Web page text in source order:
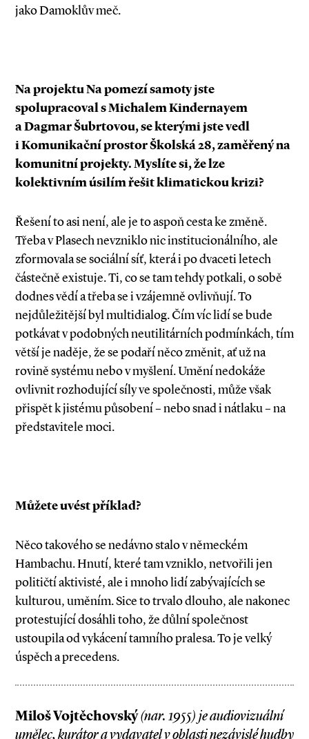
jako Damoklův meč.
Na projektu Na pomezí samoty jste
spolupracoval s Michalem Kindernayem
a Dagmar Šubrtovou, se kterými jste vedl
i Komunikační prostor Školská 28, zaměřený na
komunitní projekty. Myslíte si, že lze
kolektivním úsilím řešit klimatickou krizi?
Řešení to asi není, ale je to aspoň cesta ke změně.
Třeba v Plasech nevzniklo nic institucionálního, ale
zformovala se sociální síť, která i po dvaceti letech
částečně existuje. Ti, co se tam tehdy potkali, o sobě
dodnes vědí a třeba se i vzájemně ovlivňují. To
nejdůležitější byl multidialog. Čím víc lidí se bude
potkávat v podobných neutilitárních podmínkách, tím
větší je naděje, že se podaří něco změnit, ať už na
rovině systému nebo v myšlení. Umění nedokáže
ovlivnit rozhodující síly ve společnosti, může však
přispět k jistému působení – nebo snad i nátlaku – na
představitele moci.
Můžete uvést příklad?
Něco takového se nedávno stalo v německém
Hambachu. Hnutí, které tam vzniklo, netvořili jen
političtí aktivisté, ale i mnoho lidí zabývajících se
kulturou, uměním. Sice to trvalo dlouho, ale nakonec
protestující dosáhli toho, že důlní společnost
ustoupila od vykácení tamního pralesa. To je velký
úspěch a precedens.
Miloš Vojtěchovský(nar. 1955) je audiovizuální
umělec, kurátor a vydavatel v oblasti nezávislé hudby